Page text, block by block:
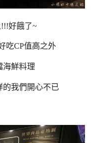
好餓了~
吃CP值高之外
海鮮料理
的我們開心不已